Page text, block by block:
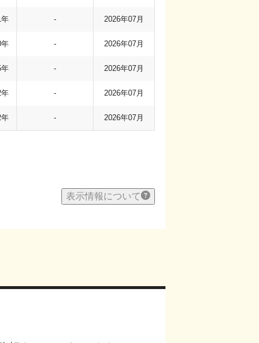
年 - 2026年07月
年 - 2026年07月
年 - 2026年07月
年 - 2026年07月
年 - 2026年07月
表示情報について